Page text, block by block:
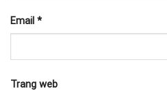
Email *
Trang web